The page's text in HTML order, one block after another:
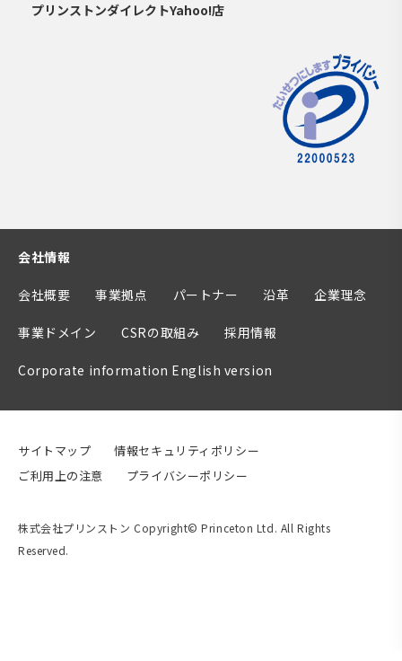
プリンストンダイレクトYahoo!店
会社情報
会社概要 事業拠点 パートナー 沿革 企業理念
事業ドメイン CSRの取組み 採用情報
Corporate information English version
サイトマップ
情報セキュリティポリシー
ご利用上の注意
プライバシーポリシー
株式会社プリンストン Copyright© Princeton Ltd. All Rights
Reserved.